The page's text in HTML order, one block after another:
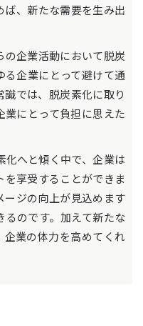
、新たな需要を生み出
企業活動において脱炭
る企業にとって避けて通
では、脱炭素化に取り
にとって負担に思えた
へと傾く中で、企業は
を享受することができま
ージの向上が見込めます
るのです。加えて新たな
企業の体力を高めてくれ